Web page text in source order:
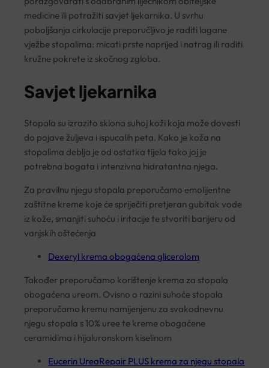
medicine ili potražiti savjet ljekarnika. U svrhu
poboljšanja cirkulacije preporučljivo je raditi lagane
vježbe stopalima: micati prste naprijed i natrag ili raditi
kružne pokrete iz skočnog zgloba.
Savjet ljekarnika
Stopala su izrazito sklona suhoj koži koja može dovesti
do pojave žuljeva i ispucalih peta. Kako je koža na
stopalima deblja je od ostatka tijela tako joj je
potrebna bogata i intenzivna hidratantna njega.
Za pravilnu njegu stopala preporučamo emolijentne
zaštitne kreme koje će spriječiti pretjeran gubitak vode
iz kože, smanjiti suhoću i iritacije te stvoriti barijeru od
vanjskih oštećenja
Dexeryl krema obogaćena glicerolom
Također preporučamo korištenje krema za stopala
obogaćena ureom. Ovisno o razini suhoće stopala
preporučamo kremu namijenjenu za svakodnevnu
njegu stopala s 10% uree te kreme obogaćene
ceramidima i hijaluronskom kiselinom
Eucerin UreaRepair PLUS krema za njegu stopala